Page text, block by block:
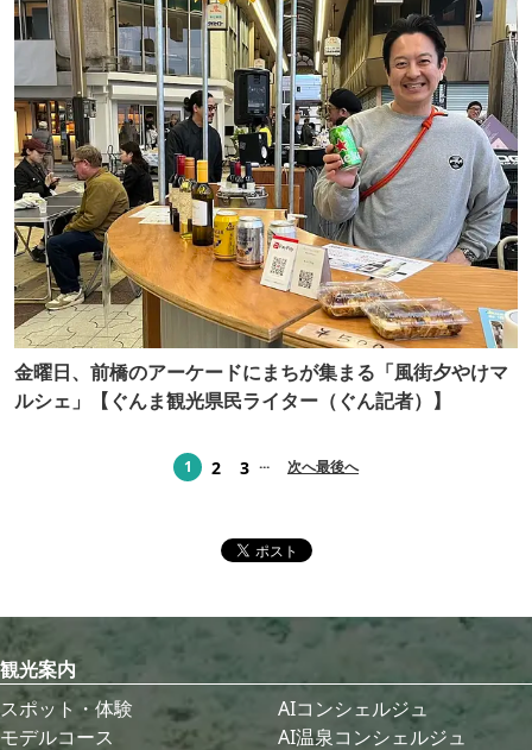
金曜日、前橋のアーケードにまちが集まる「風街夕やけマ
ルシェ」【ぐんま観光県民ライター（ぐん記者）】
1 2 3 ... 次へ最後へ
観光案内
スポット・体験
モデルコース
AIコンシェルジュ
AI温泉コンシェルジュ